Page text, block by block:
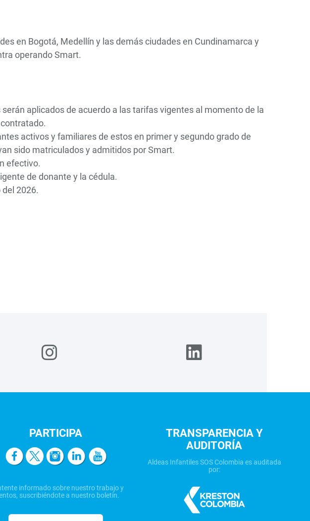
en Bogotá, Medellín y las demás ciudades en Cundinamarca y
operando Smart.
aplicados de acuerdo a las tarifas vigentes al momento de la
activos y familiares de estos en primer y segundo grado de
sido matriculados y admitidos por Smart.
efectivo.
de donante y la cédula.
2026.
PARTICIPA
informado sobre nuestro trabajo y
suscribiéndote a nuestro boletín.
TRANSPARENCIA Y
AUDITORÍA
Aldeas Infantiles SOS Colombia es auditada
por: